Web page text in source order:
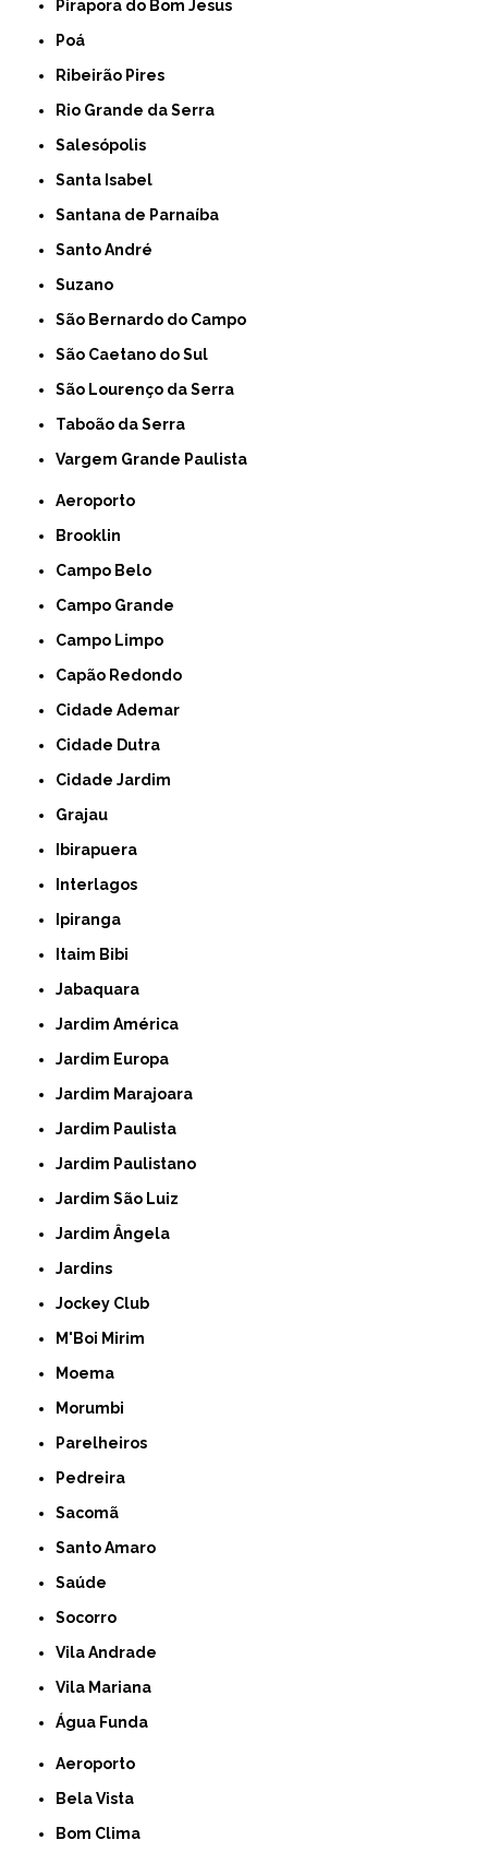
Pirapora do Bom Jesus
Poá
Ribeirão Pires
Rio Grande da Serra
Salesópolis
Santa Isabel
Santana de Parnaíba
Santo André
Suzano
São Bernardo do Campo
São Caetano do Sul
São Lourenço da Serra
Taboão da Serra
Vargem Grande Paulista
Aeroporto
Brooklin
Campo Belo
Campo Grande
Campo Limpo
Capão Redondo
Cidade Ademar
Cidade Dutra
Cidade Jardim
Grajau
Ibirapuera
Interlagos
Ipiranga
Itaim Bibi
Jabaquara
Jardim América
Jardim Europa
Jardim Marajoara
Jardim Paulista
Jardim Paulistano
Jardim São Luiz
Jardim Ângela
Jardins
Jockey Club
M'Boi Mirim
Moema
Morumbi
Parelheiros
Pedreira
Sacomã
Santo Amaro
Saúde
Socorro
Vila Andrade
Vila Mariana
Água Funda
Aeroporto
Bela Vista
Bom Clima